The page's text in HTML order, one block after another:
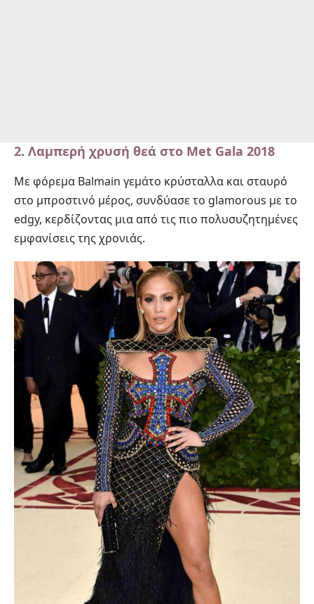
2. Λαμπερή χρυσή θεά στο Met Gala 2018
Με φόρεμα Balmain γεμάτο κρύσταλλα και σταυρό
στο μπροστινό μέρος, συνδύασε το glamorous με το
edgy, κερδίζοντας μια από τις πιο πολυσυζητημένες
εμφανίσεις της χρονιάς.